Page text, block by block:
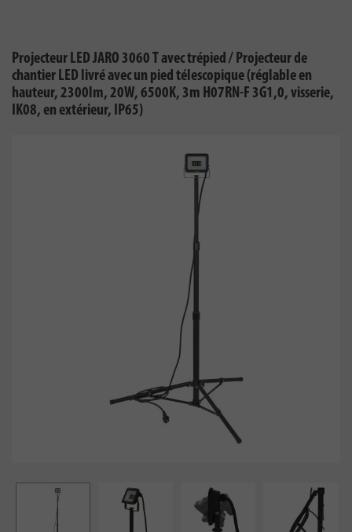
Projecteur LED JARO 3060 T avec trépied / Projecteur de
chantier LED livré avec un pied télescopique (réglable en
hauteur, 2300lm, 20W, 6500K, 3m H07RN-F 3G1,0, visserie,
IK08, en extérieur, IP65)